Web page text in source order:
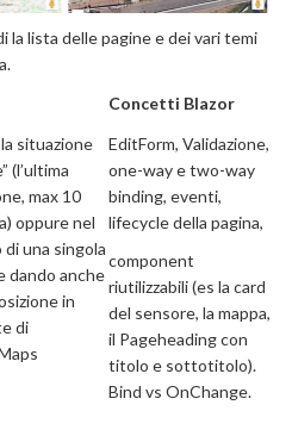
la lista delle pagine e dei vari temi
Concetti Blazor
situazione
(l’ultima
max 10
oppure nel
una singola
dando anche
in
di
EditForm, Validazione,
one-way e two-way
binding, eventi,
lifecycle della pagina,
component
riutilizzabili (es la card
del sensore, la mappa,
il Pageheading con
titolo e sottotitolo).
Bind vs OnChange.